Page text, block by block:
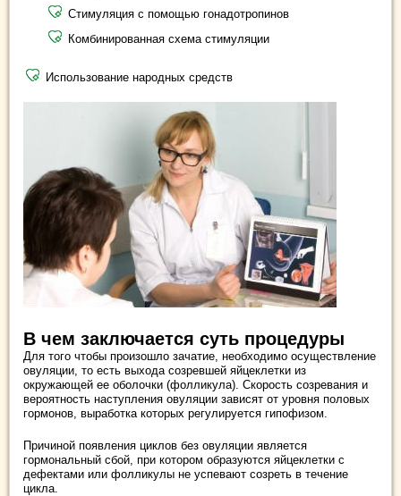
Стимуляция с помощью гонадотропинов
Комбинированная схема стимуляции
Использование народных средств
В чем заключается суть процедуры
Для того чтобы произошло зачатие, необходимо осуществление
овуляции, то есть выхода созревшей яйцеклетки из
окружающей ее оболочки (фолликула). Скорость созревания и
вероятность наступления овуляции зависят от уровня половых
гормонов, выработка которых регулируется гипофизом.
Причиной появления циклов без овуляции является
гормональный сбой, при котором образуются яйцеклетки с
дефектами или фолликулы не успевают созреть в течение
цикла.